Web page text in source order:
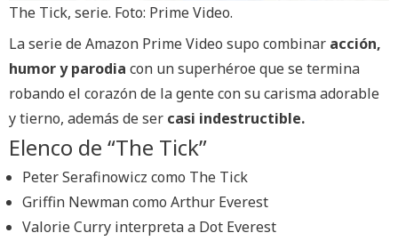
The Tick, serie. Foto: Prime Video.
La serie de Amazon Prime Video supo combinar acción,
humor y parodia con un superhéroe que se termina
robando el corazón de la gente con su carisma adorable
y tierno, además de ser casi indestructible.
Elenco de “The Tick”
Peter Serafinowicz como The Tick
Griffin Newman como Arthur Everest
Valorie Curry interpreta a Dot Everest